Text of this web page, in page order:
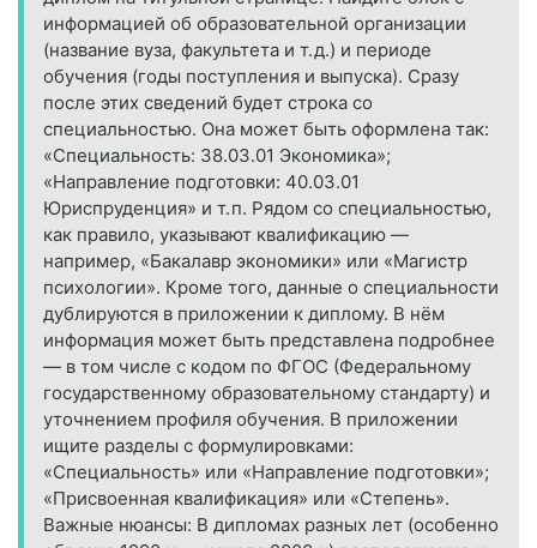
информацией об образовательной организации
(название вуза, факультета и т. д.) и периоде
обучения (годы поступления и выпуска). Сразу
после этих сведений будет строка со
специальностью. Она может быть оформлена так:
«Специальность: 38.03.01 Экономика»;
«Направление подготовки: 40.03.01
Юриспруденция» и т. п. Рядом со специальностью,
как правило, указывают квалификацию —
например, «Бакалавр экономики» или «Магистр
психологии». Кроме того, данные о специальности
дублируются в приложении к диплому. В нём
информация может быть представлена подробнее
— в том числе с кодом по ФГОС (Федеральному
государственному образовательному стандарту) и
уточнением профиля обучения. В приложении
ищите разделы с формулировками:
«Специальность» или «Направление подготовки»;
«Присвоенная квалификация» или «Степень».
Важные нюансы: В дипломах разных лет (особенно